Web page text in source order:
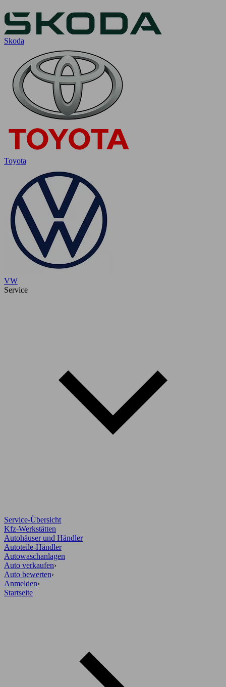
Skoda
Toyota
VW
Service
Service-Übersicht
Kfz-Werkstätten
Autohäuser und Händler
Autoteile-Händler
Autowaschanlagen
Auto verkaufen›
Auto bewerten›
Anmelden›
Startseite